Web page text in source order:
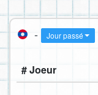
- Jour passé
# Joeur